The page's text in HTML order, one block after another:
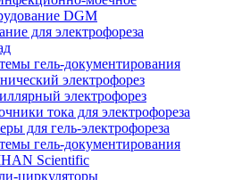
DGM
для электрофореза
гель-документирования
электрофорез
электрофорез
тока для электрофореза
для гель-электрофореза
гель-документирования
Scientific
циркуляторы